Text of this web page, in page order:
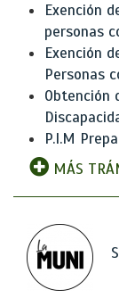
Exención
personas
Exención
Personas
Obtención
P.I.M
MÁS